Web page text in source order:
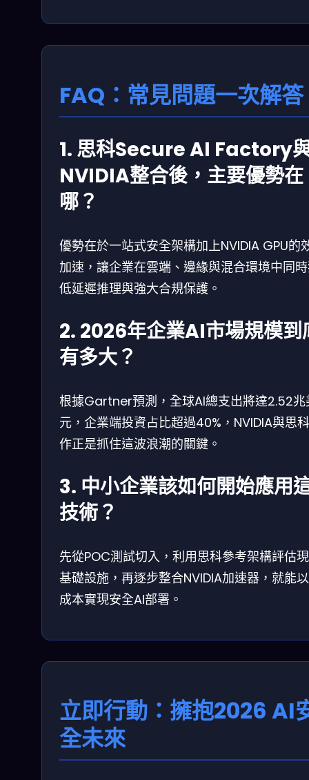
FAQ：常見問題一次解答
1. 思科Secure AI Factory
NVIDIA整合後，主要優勢在
哪？
優勢在於一站式安全架構加上NVIDIA GPU的
加速，讓企業在雲端、邊緣與混合環境中同
低延遲推理與強大合規保護。
2. 2026年企業AI市場規模到
有多大？
根據Gartner預測，全球AI總支出將達2.52兆
元，企業端投資占比超過40%，NVIDIA與思
作正是抓住這波浪潮的關鍵。
3. 中小企業該如何開始應用
技術？
先從POC測試切入，利用思科參考架構評估
基礎設施，再逐步整合NVIDIA加速器，就能
成本實現安全AI部署。
立即行動：擁抱2026 AI
全未來